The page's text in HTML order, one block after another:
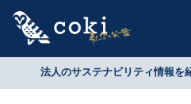
法人のサステナビリティ情報を